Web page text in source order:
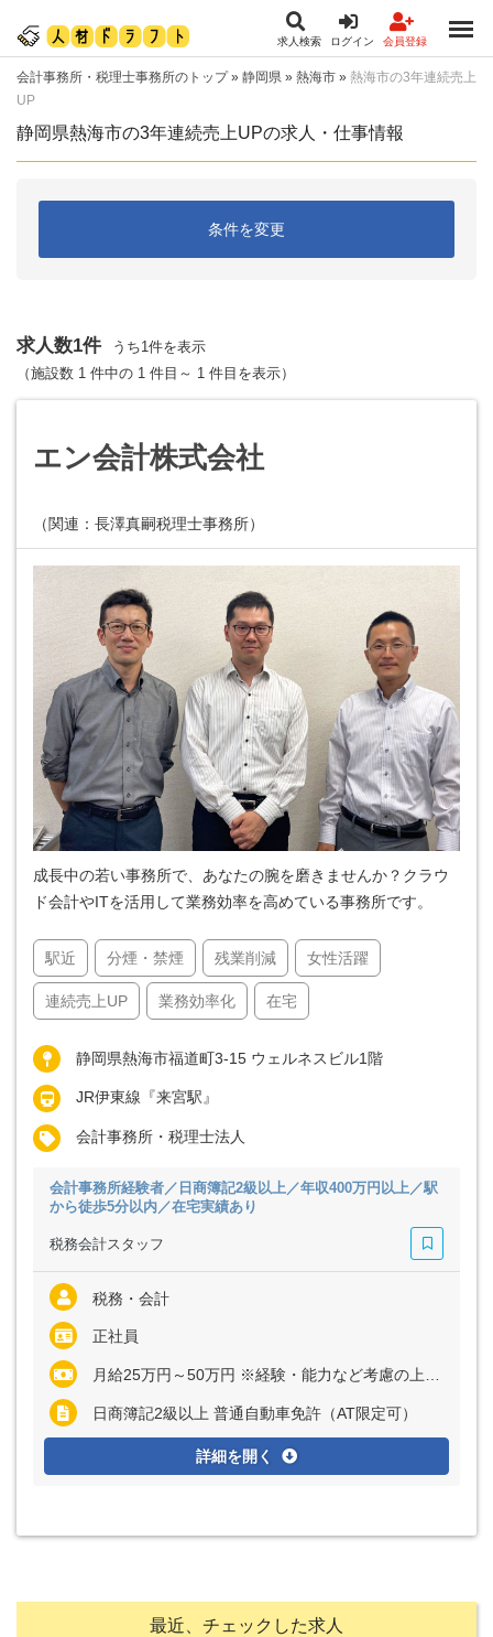
求人検索 ログイン 会員登録
会計事務所・税理士事務所のトップ» 静岡県 » 熱海市 » 熱海市の3年連続売上
UP
静岡県熱海市の3年連続売上UPの求人・仕事情報
条件を変更
求人数1件
うち1件を表示
（施設数 1 件中の 1 件目～ 1 件目を表示）
エン会計株式会社
（関連：長澤真嗣税理士事務所）
成長中の若い事務所で、あなたの腕を磨きませんか？クラウ
ド会計やITを活用して業務効率を高めている事務所です。
駅近 分煙・禁煙 残業削減 女性活躍
連続売上UP 業務効率化 在宅
静岡県熱海市福道町3-15 ウェルネスビル1階
JR伊東線『来宮駅』
会計事務所・税理士法人
会計事務所経験者／日商簿記2級以上／年収400万円以上／駅
から徒歩5分以内／在宅実績あり
税務会計スタッフ
税務・会計
正社員
月給25万円～50万円 ※経験・能力など考慮の上、決定いたします ※上記に固定残業代（月10時間分＝2万円～4万円）を含む ※超過分は別途全額支給
日商簿記2級以上 普通自動車免許（AT限定可）
詳細を開く
最近、チェックした求人